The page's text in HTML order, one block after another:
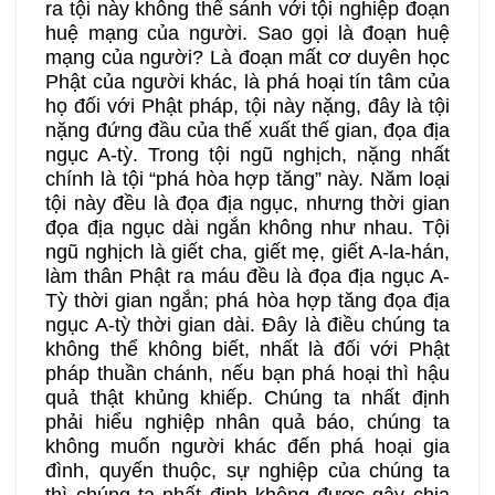
ra tội này không thể sánh với tội nghiệp đoạn
huệ mạng của người. Sao gọi là đoạn huệ
mạng của người? Là đoạn mất cơ duyên học
Phật của người khác, là phá hoại tín tâm của
họ đối với Phật pháp, tội này nặng, đây là tội
nặng đứng đầu của thế xuất thế gian, đọa địa
ngục A-tỳ. Trong tội ngũ nghịch, nặng nhất
chính là tội “phá hòa hợp tăng” này. Năm loại
tội này đều là đọa địa ngục, nhưng thời gian
đọa địa ngục dài ngắn không như nhau. Tội
ngũ nghịch là giết cha, giết mẹ, giết A-la-hán,
làm thân Phật ra máu đều là đọa địa ngục A-
Tỳ thời gian ngắn; phá hòa hợp tăng đọa địa
ngục A-tỳ thời gian dài. Đây là điều chúng ta
không thể không biết, nhất là đối với Phật
pháp thuần chánh, nếu bạn phá hoại thì hậu
quả thật khủng khiếp. Chúng ta nhất định
phải hiểu nghiệp nhân quả báo, chúng ta
không muốn người khác đến phá hoại gia
đình, quyến thuộc, sự nghiệp của chúng ta